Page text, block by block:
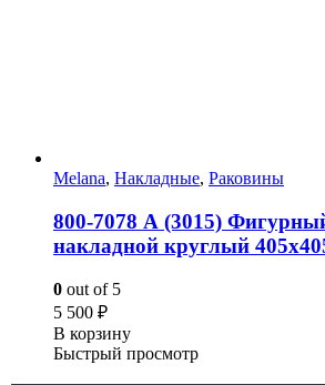
Melana, Накладные, Раковины
800-7078 А (3015)
накладной круглый
0 out of 5
5 500 ₽
В корзину
Быстрый просмотр